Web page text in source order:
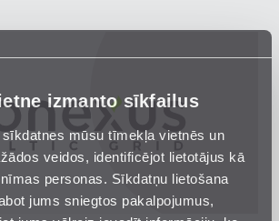
izmanto sīkfailus
mūsu tīmekļa vietnēs un
veidos, identificējot lietotājus kā
personas. Sīkdatņu lietošana
jums sniegtos pakalpojumus,